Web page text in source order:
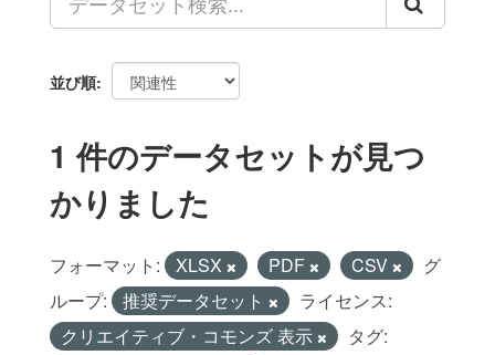
並び順
1 件のデータセットが見つ
かりました
フォーマット: XLSX PDF CSV
グ
ループ:
推奨データセット
ライセンス:
クリエイティブ・コモンズ 表示
タグ: